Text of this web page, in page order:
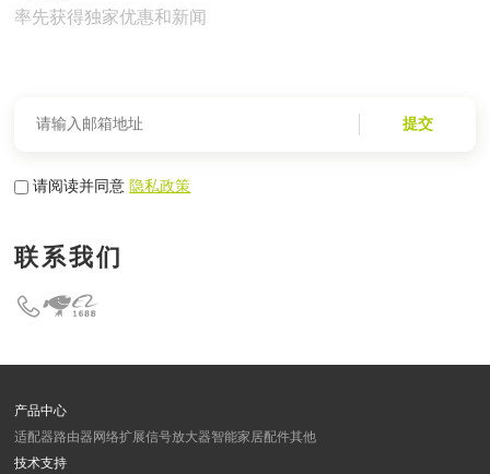
率先获得独家优惠和新闻
提交
请阅读并同意隐私政策
联系我们
产品中心
适配器路由器 网络扩展信号放大器智能家居配件其他
技术支持